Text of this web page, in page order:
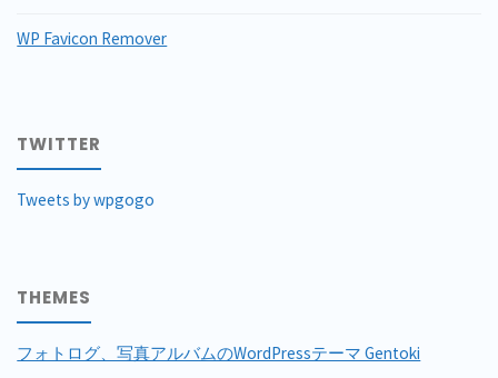
WP Favicon Remover
TWITTER
Tweets by wpgogo
THEMES
フォトログ、写真アルバムのWordPressテーマ Gentoki